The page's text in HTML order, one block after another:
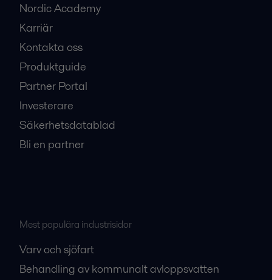
Nordic Academy
Karriär
Kontakta oss
Produktguide
Partner Portal
Investerare
Säkerhetsdatablad
Bli en partner
Mest populära industrisidor
Varv och sjöfart
Behandling av kommunalt avloppsvatten